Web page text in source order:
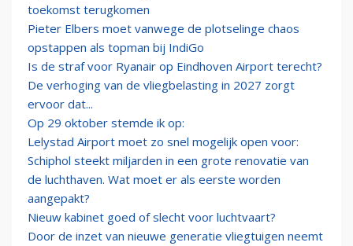
toekomst terugkomen
Pieter Elbers moet vanwege de plotselinge chaos
opstappen als topman bij IndiGo
Is de straf voor Ryanair op Eindhoven Airport terecht?
De verhoging van de vliegbelasting in 2027 zorgt
ervoor dat...
Op 29 oktober stemde ik op:
Lelystad Airport moet zo snel mogelijk open voor:
Schiphol steekt miljarden in een grote renovatie van
de luchthaven. Wat moet er als eerste worden
aangepakt?
Nieuw kabinet goed of slecht voor luchtvaart?
Door de inzet van nieuwe generatie vliegtuigen neemt